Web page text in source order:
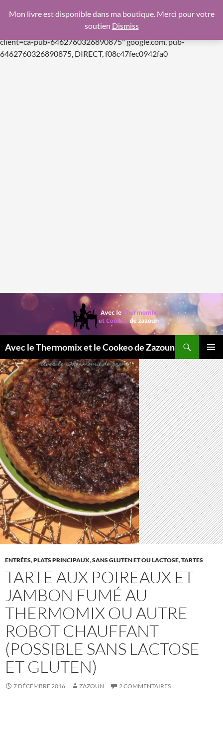
f08c47fec0942fa0
https://pagead2.googlesyndication.com/pagead/js/
client=ca-pub-6462760326890875"google.com, pub-
6462760326890875, DIRECT, f08c47fec0942fa0Aller
Avec le Thermomix et le Cookeo de Zazoun
MENU
ENTRÉES,PLATS PRINCIPAUX,SANS GLUTEN ET OU LACTOSE,TARTES
TARTE AUX POIREAUX ET
JAMBON FUMÉ AU
THERMOMIX OU AUTRE
ROBOT CHAUFFANT
(POSSIBLE SANS LACTOSE
ET GLUTEN)
7 DÉCEMBRE 2016 ZAZOUN 2 COMMENTAIRES
Mon livre est disponible dans ma boutique. Merci pour votre
soutien Dismiss